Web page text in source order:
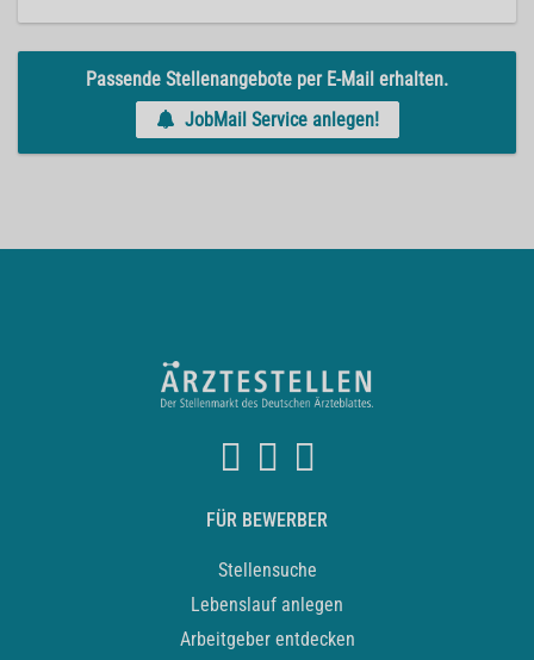
Passende Stellenangebote per E-Mail erhalten.
JobMail Service anlegen!
FÜR BEWERBER
Stellensuche
Lebenslauf anlegen
Arbeitgeber entdecken